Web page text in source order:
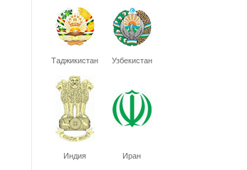
Таджикистан Узбекистан
Индия Иран